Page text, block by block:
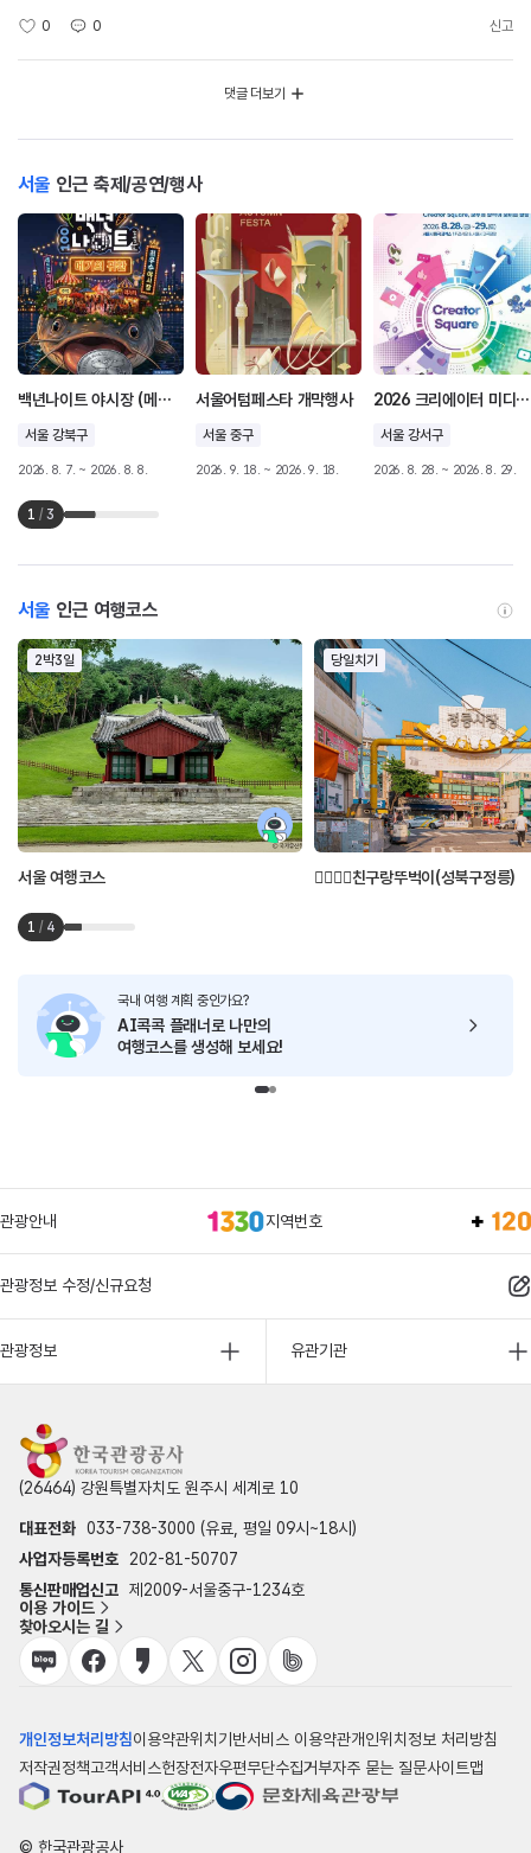
0 0 신고
댓글 더보기
서울 인근 축제/공연/행사
백년나이트 야시장 (메기의 귀환)
서울 강북구
2026. 8. 7. ~ 2026. 8. 8.
서울어텀페스타 개막행사
서울 중구
2026. 9. 18. ~ 2026. 9. 18.
2026 크리에이터 미디어 대전
서울 강서구
2026. 8. 28. ~ 2026. 8. 29.
1 / 3
서울 인근 여행코스
2박3일
서울 여행코스
당일치기
👩‍❤️‍💋‍👩친구랑뚜벅이(성북구정릉)
1 / 4
국내 여행 계획 중인가요?
AI콕콕 플래너로 나만의
여행코스를 생성해 보세요!
관광안내 지역번호
관광정보 수정/신규요청
관광정보 유관기관
(26464) 강원특별자치도 원주시 세계로 10
대표전화 033-738-3000 (유료, 평일 09시~18시)
사업자등록번호
202-81-50707
통신판매업신고 제2009-서울중구-1234호
이용 가이드
찾아오시는 길
개인정보처리방침이용약관위치기반서비스 이용약관개인위치정보 처리방침
저작권정책고객서비스헌장전자우편무단수집거부자주 묻는 질문사이트맵
© 한국관광공사